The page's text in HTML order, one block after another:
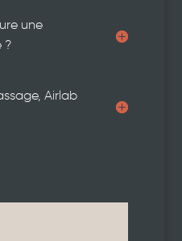
une
?
Airlab